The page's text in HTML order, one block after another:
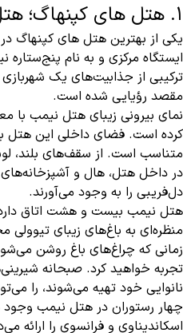
1. هتل های کپنهاگ؛ هتل نیمب
یکی از بهترین هتل های کپنهاگ
ایستگاه مرکزی و به نام
ترکیبی از جذابیت‌های یک
مقصد رؤیایی شده است.
نمای بیرونی زیبای هتل نیمب با
کرده است. فضای داخلی این هتل
متناسب است. از سقف‌های بلند،
در داخل هتل، هال و
دل‌فریبی را به وجود می‌آورند.
هتل نیمب بیست و هشت اتاق دارد
منظره‌ای به باغ‌های زیبای
زمانی که چراغ‌های باغ روشن
تجربه خواهید کرد. صبحانه
نانوایی خود تهیه می‌شوند، را
چهار رستوران در هتل نیمب وجود
اسکاندیناوی و فرانسوی را